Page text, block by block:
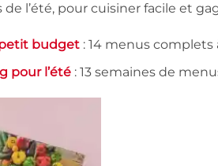
de l’été, pour cuisiner facile et
budget: 14 menus complets
pour l’été: 13 semaines de